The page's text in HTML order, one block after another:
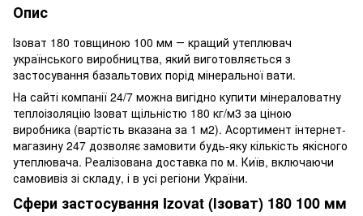
Опис
Ізоват 180 товщиною 100 мм ― кращий утеплювач
українського виробництва, який виготовляється з
застосування базальтових порід мінеральної вати.
На сайті компанії 24/7 можна вигідно купити мінераловатну
теплоізоляцію Ізоват щільністю 180 кг/м3 за ціною
виробника (вартість вказана за 1 м2). Асортимент інтернет-
магазину 247 дозволяє замовити будь-яку кількість якісного
утеплювача. Реалізована доставка по м. Київ, включаючи
самовивіз зі складу, і в усі регіони України.
Сфери застосування Izovat (Ізоват) 180 100 мм